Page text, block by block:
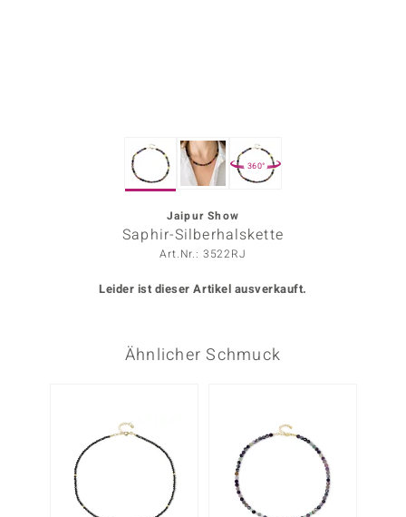
360°
Jaipur Show
Saphir-Silberhalskette
Art.Nr.: 3522RJ
Leider ist dieser Artikel ausverkauft.
Ähnlicher Schmuck